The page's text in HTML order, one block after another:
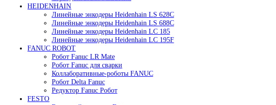
Просмотр категорий
FANUC
Контроллеры Fanuc
Сервоуселители Fanuc
Энкодеры Fanuc
Fanuc PCB Плата
Серводвигатели Fanuc
MITSUBISHI ELECTRIC
Сервоприводы Mitsubishi